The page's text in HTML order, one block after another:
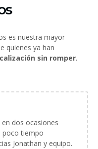
es nuestra mayor
quienes ya han
sin romper.
dos ocasiones
poco tiempo
Jonathan y equipo.